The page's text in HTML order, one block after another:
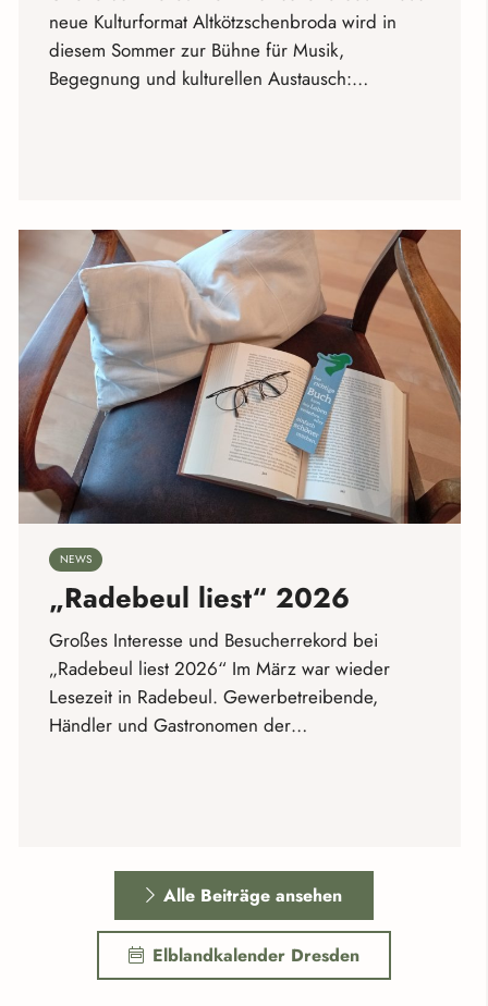
neue Kulturformat Altkötzschenbroda wird in
diesem Sommer zur Bühne für Musik,
Begegnung und kulturellen Austausch:…
NEWS
„Radebeul liest“ 2026
Großes Interesse und Besucherrekord bei
„Radebeul liest 2026“ Im März war wieder
Lesezeit in Radebeul. Gewerbetreibende,
Händler und Gastronomen der…
Alle Beiträge ansehen
Elblandkalender Dresden